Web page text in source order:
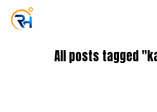
All posts tagged